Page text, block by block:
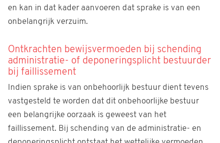
en kan in dat kader aanvoeren dat sprake is van een
onbelangrijk verzuim.
Ontkrachten bewijsvermoeden bij schending
administratie- of deponeringsplicht bestuurder
bij faillissement
Indien sprake is van onbehoorlijk bestuur dient tevens
vastgesteld te worden dat dit onbehoorlijke bestuur
een belangrijke oorzaak is geweest van het
faillissement. Bij schending van de administratie- en